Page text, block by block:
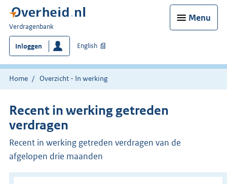
Menu
U
bent
hier:
Verdragenbank
Inloggen English
Home Overzicht - In werking
Recent in werking getreden
verdragen
Recent in werking getreden verdragen van de
afgelopen drie maanden